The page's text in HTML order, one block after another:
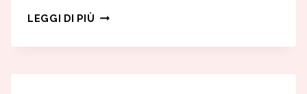
LEGGI DI PIÙ SIMO